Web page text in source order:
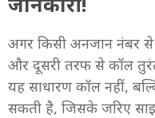
अगर किसी अनजान नंबर
और दूसरी तरफ से कॉल
यह साधारण कॉल नहीं,
सकती है, जिसके जरिए